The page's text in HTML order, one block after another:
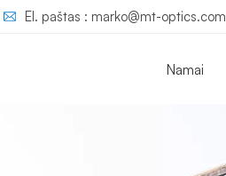
El. paštas : marko@mt-optics.com
Namai